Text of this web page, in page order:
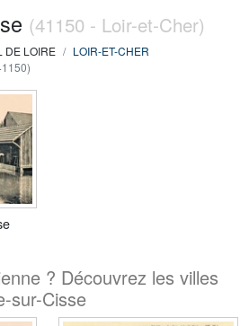
(41150 - Loir-et-Cher)
DE LOIRE
LOIR-ET-CHER
? Découvrez les villes
sur-Cisse